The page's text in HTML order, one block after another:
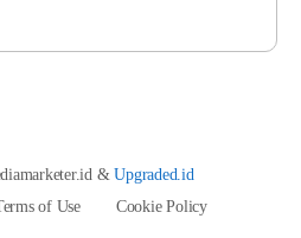
&Upgraded.id
of Use Cookie Policy